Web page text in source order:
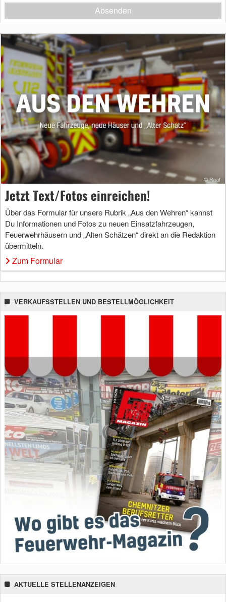
Absenden
Jetzt Text/Fotos einreichen!
Über das Formular für unsere Rubrik „Aus den Wehren“ kannst
Du Informationen und Fotos zu neuen Einsatzfahrzeugen,
Feuerwehrhäusern und „Alten Schätzen“ direkt an die Redaktion
übermitteln.
Zum Formular
VERKAUFSSTELLEN UND BESTELLMÖGLICHKEIT
AKTUELLE STELLENANZEIGEN